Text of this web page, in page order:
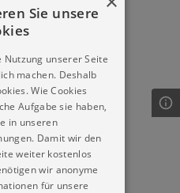
Sie unsere
Nutzung unserer Seite
machen. Deshalb
Wie Cookies
Aufgabe sie haben,
in unseren
Damit wir den
weiter kostenlos
wir anonyme
für unsere